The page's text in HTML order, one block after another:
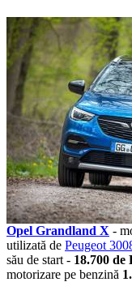
Opel Grandland X -
utilizată de Peugeot
său de start - 18.700
motorizare pe benzină